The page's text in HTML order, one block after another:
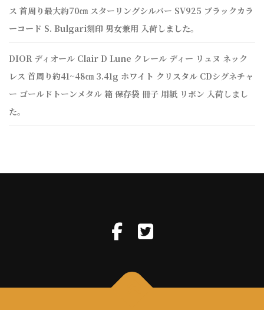
ス 首周り最大約70㎝ スターリングシルバー SV925 ブラックカラ
ーコード S. Bulgari刻印 男女兼用 入荷しました。
DIOR ディオール Clair D Lune クレール ディー リュヌ ネック
レス 首周り約41~48㎝ 3.41g ホワイト クリスタル CDシグネチャ
ー ゴールドトーンメタル 箱 保存袋 冊子 用紙 リボン 入荷しまし
た。